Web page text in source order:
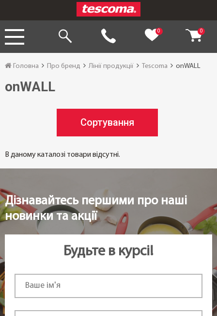
0 0
Головна Про бренд Лінії продукції Tescoma onWALL
onWALL
Сортування
В даному каталозі товари відсутні.
Дізнавайтесь першими про наші
новинки та акції
Будьте в курсі!